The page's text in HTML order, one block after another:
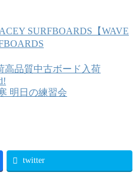
【WAVE
高品質中古ボード入荷
明日の練習会
twitter